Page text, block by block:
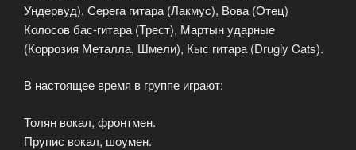
Ундервуд), Серега гитара (Лакмус), Вова (Отец)
Колосов бас-гитара (Трест), Мартын ударные
(Коррозия Металла, Шмели), Кыс гитара (Drugly Cats).
В настоящее время в группе играют:
Толян вокал, фронтмен.
Прупис вокал, шоумен.